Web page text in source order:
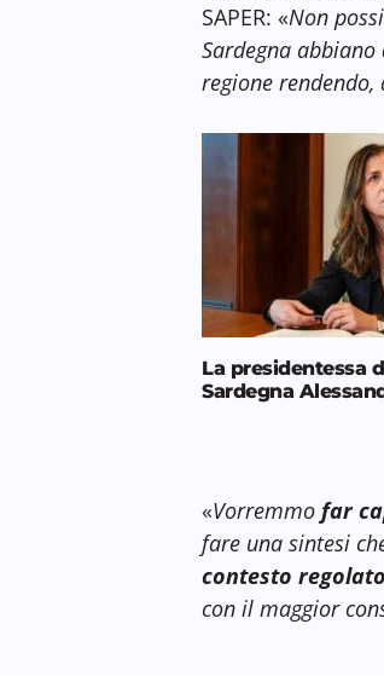
SAPER: «Non
Sardegna abbiano
regione
La presidentessa
Sardegna
«Vorremmo far
fare una sintesi
contesto
con il maggior